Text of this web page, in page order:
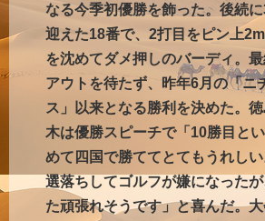
なる今季初優勝を飾った。後続
迎えた18番で、2打目をピン上
を沈めてダメ押しのバーディ。
アウトを待たず、昨年6月の「ニ
ス」以来となる勝利を決めた。
木は優勝スピーチで「10勝目と
めて四国で勝ててとてもうれし
選落ちしてゴルフが嫌になった
た頑張れそうです」と喜んだ。